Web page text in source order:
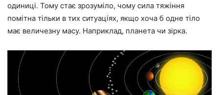
одиниці. Тому стає зрозуміло, чому сила тяжіння
помітна тільки в тих ситуаціях, якщо хоча б одне тіло
має величезну масу. Наприклад, планета чи зірка.